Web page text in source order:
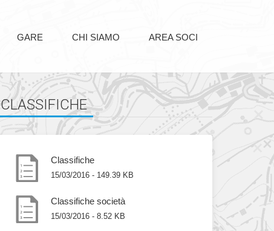
GARE CHI SIAMO AREA SOCI
CLASSIFICHE
Classifiche
15/03/2016 - 149.39 KB
Classifiche società
15/03/2016 - 8.52 KB